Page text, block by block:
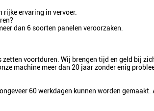
rijke ervaring in vervoer.
dan 6 soorten panelen veroorzaken.
voortduren. Wij brengen tijd en geld bij
machine meer dan 20 jaar zonder enig
60 werkdagen kunnen worden